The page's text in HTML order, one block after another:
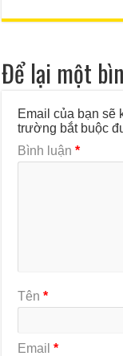
Để lại một
Email của bạn sẽ
trường bắt buộc
Bình luận*
Tên*
Email*